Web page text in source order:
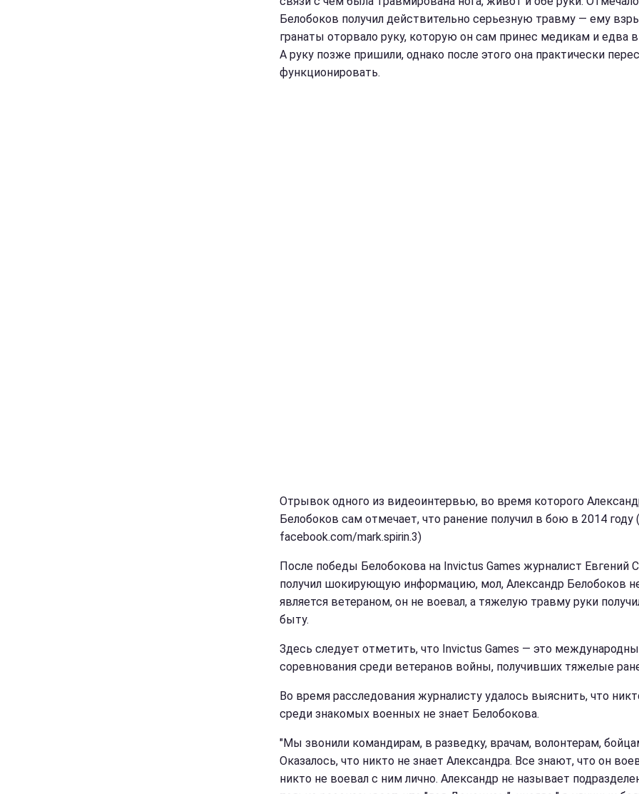
Белобоков получил действительно серьезную травму — ему
гранаты оторвало руку, которую он сам принес медикам и едва
А руку позже пришили, однако после этого она практически
функционировать.
Отрывок одного из видеоинтервью, во время которого
Белобоков сам отмечает, что ранение получил в бою в 2014 году
facebook.com/mark.spirin.3)
После победы Белобокова на Invictus Games журналист Евгений
получил шокирующую информацию, мол, Александр Белобоков
является ветераном, он не воевал, а тяжелую травму руки
быту.
Здесь следует отметить, что Invictus Games — это
соревнования среди ветеранов войны, получивших тяжелые
Во время расследования журналисту удалось выяснить, что
среди знакомых военных не знает Белобокова.
"Мы звонили командирам, в разведку, врачам, волонтерам,
Оказалось, что никто не знает Александра. Все знают, что он
никто не воевал с ним лично. Александр не называет